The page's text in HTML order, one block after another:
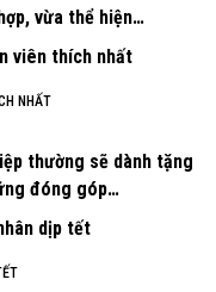
vừa thể hiện…
NHẤT
thường sẽ dành tặng
đóng góp…